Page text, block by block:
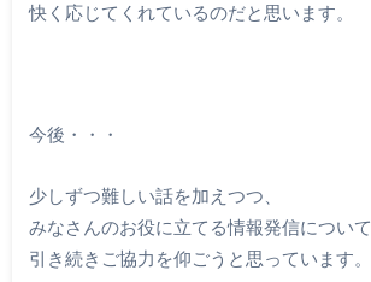
快く応じてくれているのだと思います。
今後・・・
少しずつ難しい話を加えつつ、
みなさんのお役に立てる情報発信について
引き続きご協力を仰ごうと思っています。